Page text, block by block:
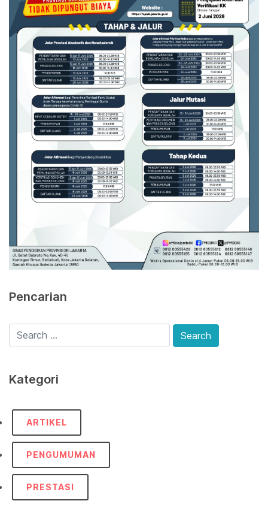
Pencarian
Kategori
ARTIKEL
PENGUMUMAN
PRESTASI